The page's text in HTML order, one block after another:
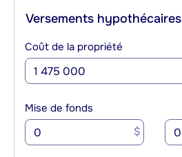
Versements hypothécaires
Coût de la propriété
Mise de fonds
$